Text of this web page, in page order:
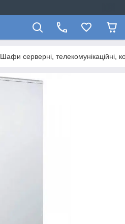
Шафи серверні, телекомунікаційні,